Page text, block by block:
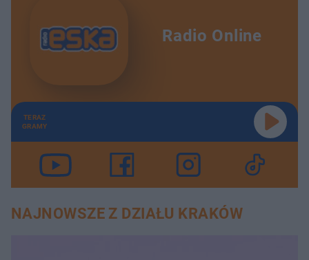
Radio Online
TERAZ
GRAMY
NAJNOWSZE Z DZIAŁU KRAKÓW